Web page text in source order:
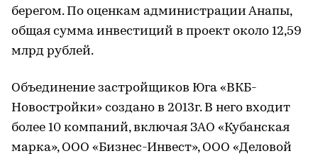
берегом. По оценкам администрации Анапы,
общая сумма инвестиций в проект около 12,59
млрд рублей.
Объединение застройщиков Юга «ВКБ-
Новостройки» создано в 2013г. В него входит
более 10 компаний, включая ЗАО «Кубанская
марка», ООО «Бизнес-Инвест», ООО «Деловой